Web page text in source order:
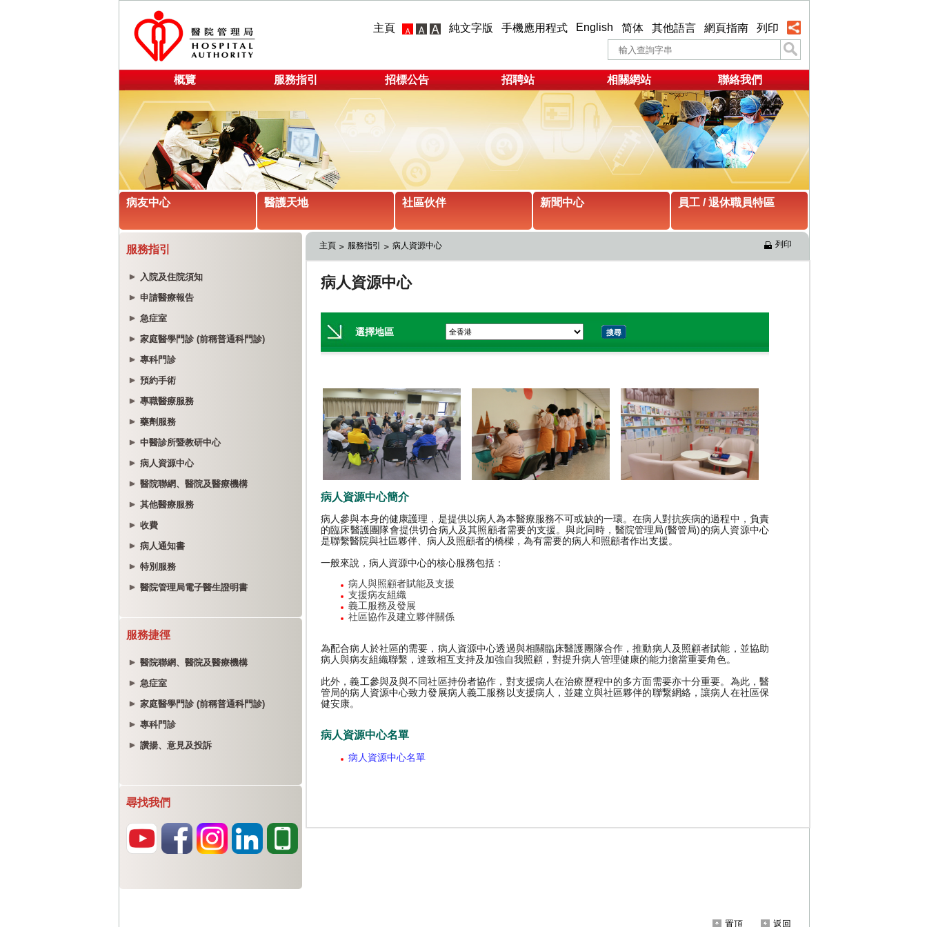
主頁 純文字版 手機應用程式 English 简体 其他語言 網頁指南 列印
概覽 服務指引 招標公告 招聘站 相關網站 聯絡我們
病友中心 醫護天地 社區伙伴 新聞中心 員工 / 退休職員特區
服務指引
入院及住院須知
申請醫療報告
急症室
家庭醫學門診 (前稱普通科門診)
專科門診
預約手術
專職醫療服務
藥劑服務
中醫診所暨教研中心
病人資源中心
醫院聯網、醫院及醫療機構
其他醫療服務
收費
病人通知書
特別服務
醫院管理局電子醫生證明書
服務捷徑
醫院聯網、醫院及醫療機構
急症室
家庭醫學門診 (前稱普通科門診)
專科門診
讚揚、意見及投訴
尋找我們
主頁 服務指引 病人資源中心 列印
返回
置頂